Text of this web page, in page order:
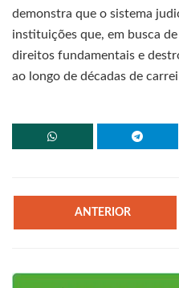
demonstra que o sistema
instituições que, em busca
direitos fundamentais e
ao longo de décadas de
ANTERIOR